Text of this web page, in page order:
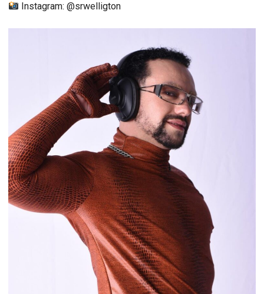
Instagram: @srwelligton